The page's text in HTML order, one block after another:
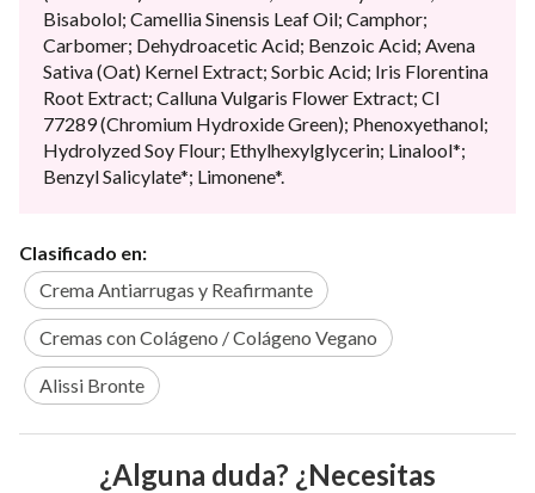
Bisabolol; Camellia Sinensis Leaf Oil; Camphor;
Carbomer; Dehydroacetic Acid; Benzoic Acid; Avena
Sativa (Oat) Kernel Extract; Sorbic Acid; Iris Florentina
Root Extract; Calluna Vulgaris Flower Extract; CI
77289 (Chromium Hydroxide Green); Phenoxyethanol;
Hydrolyzed Soy Flour; Ethylhexylglycerin; Linalool*;
Benzyl Salicylate*; Limonene*.
Clasificado en:
Crema Antiarrugas y Reafirmante
Cremas con Colágeno / Colágeno Vegano
Alissi Bronte
¿Alguna duda? ¿Necesitas